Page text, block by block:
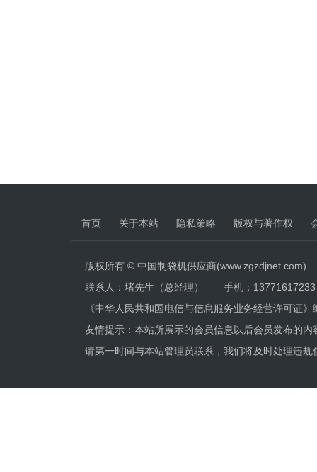
首页 关于本站 隐私策略 版权与著作权
版权所有 © 中国制袋机供应商(www.zgzdjnet.com)
联系人：堵先生（总经理） 手机：
《中华人民共和国电信与信息服务业务经营许可证》
友情提示：本站所展示的会员信息以后会员发布的
请第一时间与本站管理员联系，我们将及时处理违